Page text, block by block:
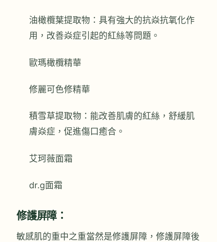
油橄欖葉提取物：具有強大的抗焱抗氧化作
用，改善焱症引起的紅絲等問題。
歐瑪橄欖精華
修麗可色修精華
積雪草提取物：能改善肌膚的紅絲，舒緩肌
膚焱症，促進傷口癒合。
艾珂薇面霜
dr.g面霜
修護屏障：
敏感肌的重中之重當然是修護屏障，修護屏障後